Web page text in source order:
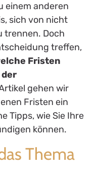
einem anderen
sich von nicht
trennen. Doch
treffen,
Fristen
gehen wir
Fristen ein
Tipps, wie Sie Ihre
können.
Thema